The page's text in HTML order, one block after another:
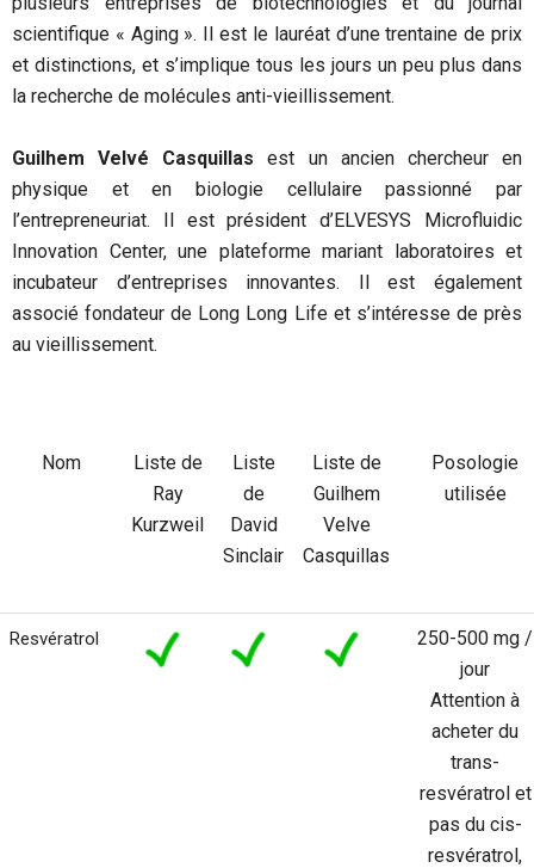
scientifique « Aging ». Il est le lauréat d’une trentaine de prix
et distinctions, et s’implique tous les jours un peu plus dans
la recherche de molécules anti-vieillissement.
Guilhem Velvé Casquillasest un ancien chercheur en
physique et en biologie cellulaire passionné par
l’entrepreneuriat. Il est président d’ELVESYS Microfluidic
Innovation Center, une plateforme mariant laboratoires et
incubateur d’entreprises innovantes. Il est également
associé fondateur de Long Long Life et s’intéresse de près
au vieillissement.
Nom
Liste de
Ray
Kurzweil
Liste
de
David
Sinclair
Liste de
Guilhem
Velve
Casquillas
Posologie
utilisée
Resvératrol
250-500 mg /
jour
Attention à
acheter du
trans-
resvératrol et
pas du cis-
resvératrol,